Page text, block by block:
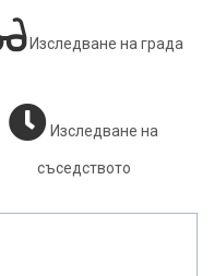
Изследване на града
Изследване на
съседството